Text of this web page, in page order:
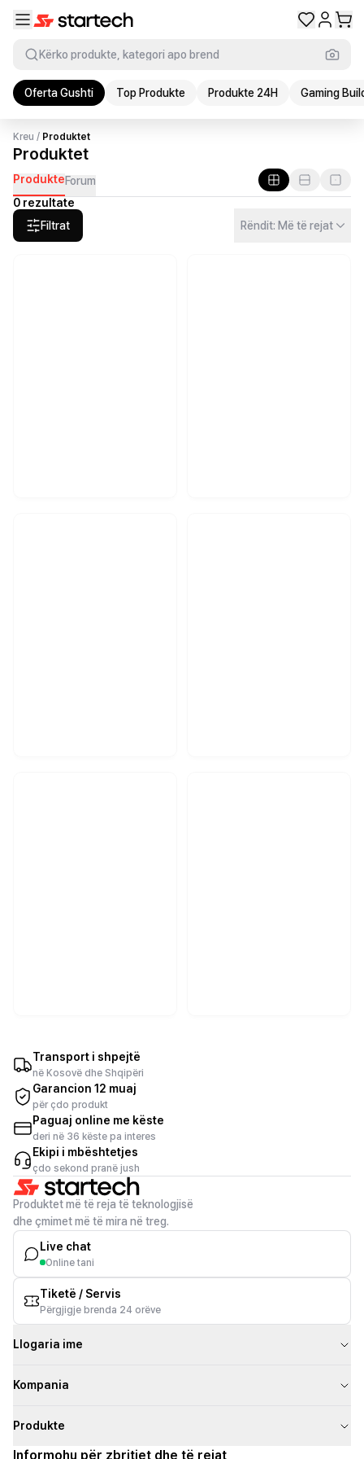
Kërko produkte, kategori apo brend
Oferta Gushti Top Produkte Produkte 24H Gaming
Kreu / Produktet
Produktet
ProdukteForum
0 rezultate
Filtrat
Rëndit: Më të rejat
Transport i shpejtë
në Kosovë dhe Shqipëri
Garancion 12 muaj
për çdo produkt
Paguaj online me këste
deri në 36 këste pa interes
Ekipi i mbështetjes
çdo sekond pranë jush
Produktet më të reja të teknologjisë
dhe çmimet më të mira në treg.
Live chat
Online tani
Tiketë / Servis
Përgjigje brenda 24 orëve
Llogaria ime
Kompania
Produkte
Informohu për zbritjet dhe të rejat